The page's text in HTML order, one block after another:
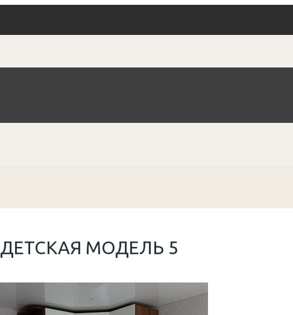
ДЕТСКАЯ МОДЕЛЬ 5